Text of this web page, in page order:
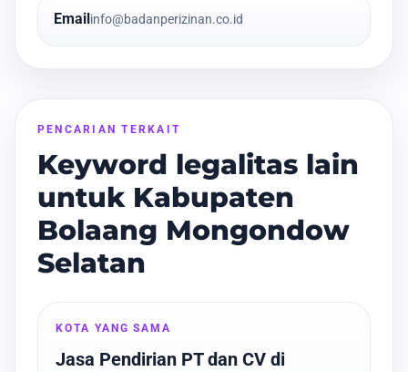
Email info@badanperizinan.co.id
PENCARIAN TERKAIT
Keyword legalitas lain
untuk Kabupaten
Bolaang Mongondow
Selatan
KOTA YANG SAMA
Jasa Pendirian PT dan CV di